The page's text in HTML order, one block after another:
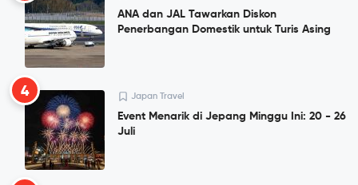
ANA dan JAL Tawarkan Diskon
Penerbangan Domestik untuk Turis Asing
4 Japan Travel
Event Menarik di Jepang Minggu Ini: 20 - 26
Juli